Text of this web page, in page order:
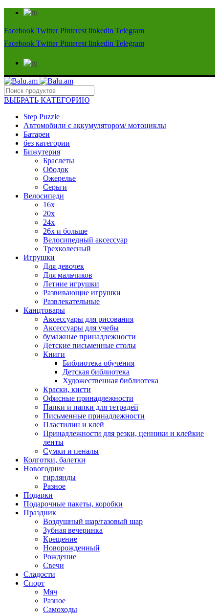
Facebook Twitter Pinterest linkedin Telegram
Facebook Twitter Pinterest linkedin Telegram
ВЫБРАТЬ КАТЕГОРИЮ
Step Puzzle
Автомобили с аккумулятором/ мотоциклы
Батареи
без категории
Бижутерия
Браслеты
Ободок
Ожерелье
Серьги
Велосипеди
16x
20x
24x
26x и больше
Велосипедный аксессуар
Трехколесный
Игрушки
Для девочек
Для мальчиков
Летние игрушки
Развивающие игрушки
Развлекательные
Канцтовары
Аксессуары для рисования
Аксессуары для учебы
бумажные принадлежности
Детские письменные столы
Книги
Библиотека обучения
Детская библиотека
Художественная библиотека
Краски, кисти
Офисные принадлежности
Папки и папки для тетрадей
Письменные принадлежности
Пластилин и клей
Принадлежности для резки, ценники и клейкие
ленты
Сумки и пеналы
Колготки, балетки
Новогодние
гирлянды
Разное
Подарки
Подарочные пакеты, коробки
Праздник
Воздушный шар/газовый шар
Зубная вечеринка
Крещение
Новорожденный
Рождение
Свечи
Сладости
Спорт
Мяч
Разное
Самоходы